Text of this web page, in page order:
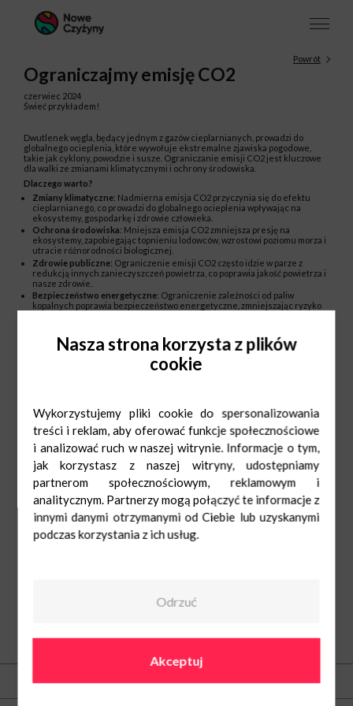
Powrót
Ograniczajmy emisję CO2
czerwiec 2024
Świeć przykładem!
Dwutlenek węgla, będący jednym z gazów cieplarnianych, prowadzi do
globalnego ocieplenia, które wywołuje ekstremalne zjawiska pogodowe,
takie jak cyklony, powodzie i susze. Ograniczanie emisji CO2 jest kluczowe
dla walki ze zmianami klimatycznymi i ochrony środowiska.
Dlaczego warto?
Zmiany klimatyczne: Nadmierna emisja CO2 przyczynia się do efektu
cieplarnianego, co prowadzi do globalnego ocieplenia wpływając na
ekosystemy, gospodarkę i zdrowie człowieka.
Ochrona środowiska: Mniejsza emisja CO2 zmniejsza presję na
ekosystemy, zapobiegając topnieniu lodowców, wzrostowi poziomu morza i
utracie różnorodności biologicznej.
Zdrowie publiczne: Ograniczenie emisji CO2 często idzie w parze z
redukcją innych zanieczyszczeń powietrza, co poprawia jakość powietrza i
nasze zdrowie.
Bezpieczeństwo energetyczne: Ograniczenie zależności od paliw
kopalnych poprawia bezpieczeństwo energetyczne, zmniejszając ryzyko
Kontakt
Nasza strona korzysta z plików
cookie
Wykorzystujemy pliki cookie do spersonalizowania
treści i reklam, aby oferować funkcje społecznościowe
i analizować ruch w naszej witrynie. Informacje o tym,
jak korzystasz z naszej witryny, udostępniamy
partnerom społecznościowym, reklamowym i
analitycznym. Partnerzy mogą połączyć te informacje z
innymi danymi otrzymanymi od Ciebie lub uzyskanymi
podczas korzystania z ich usług.
Odrzuć
Akceptuj